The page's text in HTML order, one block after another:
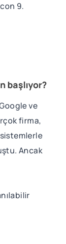
9.
başlıyor?
ve
firma,
Ancak